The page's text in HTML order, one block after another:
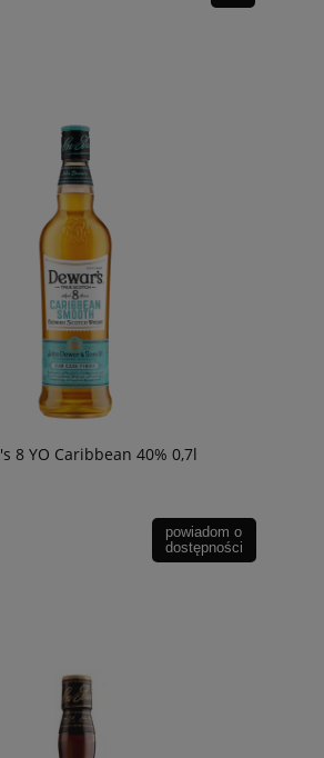
8 YO Caribbean 40% 0,7l
powiadom o
dostępności